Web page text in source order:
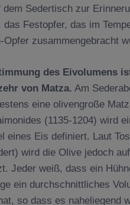
dem Sedertisch zur
das Festopfer, das im
Opfer zusammengebracht
des Eivolumens
von Matza. Am
eine olivengroße
(1135-1204) wird
eines Eis definiert. Laut
wird die Olive jedoch
Jeder weiß, dass ein
ein durchschnittliches
so dass es naheliegend